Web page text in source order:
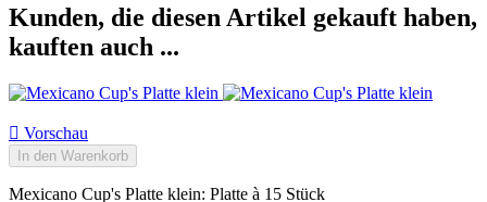
Kunden, die diesen Artikel gekauft haben,
kauften auch ...
 Vorschau
In den Warenkorb
Mexicano Cup's Platte klein: Platte à 15 Stück